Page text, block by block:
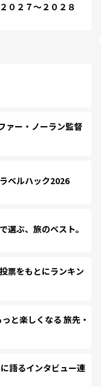
２７～２０２８
ァー・ノーラン監督
ベルハック2026
ぶ、旅のベスト。
票をもとにランキン
と楽しくなる 旅先・
語るインタビュー連